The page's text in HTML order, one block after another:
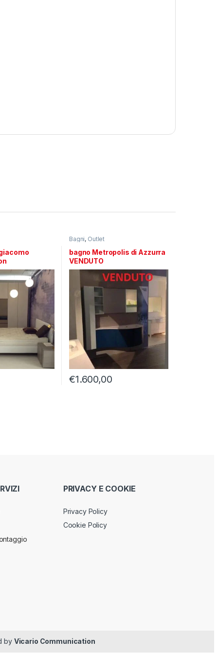
Bagni, Outlet
bagno Metropolis di Azzurra
VENDUTO
€1.600,00
PRIVACY E COOKIE
Privacy Policy
Cookie Policy
by Vicario Communication